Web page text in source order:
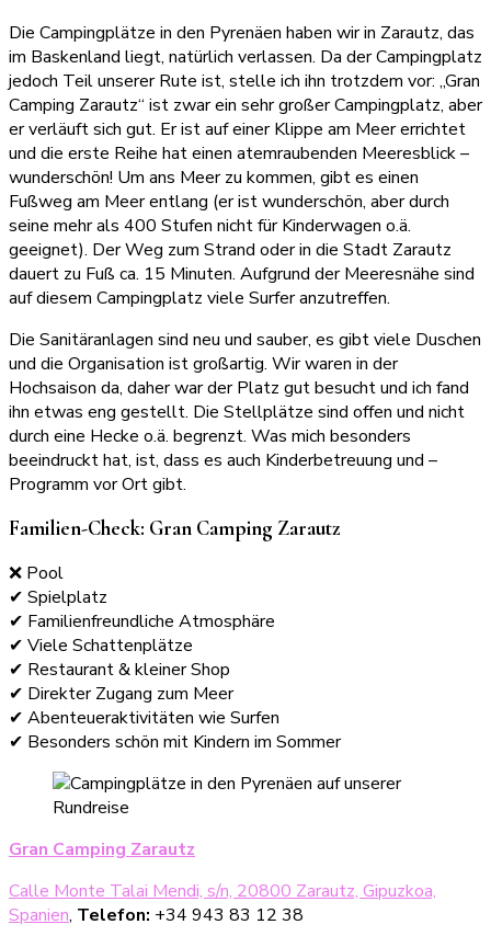
Die Campingplätze in den Pyrenäen haben wir in Zarautz, das
im Baskenland liegt, natürlich verlassen. Da der Campingplatz
jedoch Teil unserer Rute ist, stelle ich ihn trotzdem vor: „Gran
Camping Zarautz“ ist zwar ein sehr großer Campingplatz, aber
er verläuft sich gut. Er ist auf einer Klippe am Meer errichtet
und die erste Reihe hat einen atemraubenden Meeresblick –
wunderschön! Um ans Meer zu kommen, gibt es einen
Fußweg am Meer entlang (er ist wunderschön, aber durch
seine mehr als 400 Stufen nicht für Kinderwagen o.ä.
geeignet). Der Weg zum Strand oder in die Stadt Zarautz
dauert zu Fuß ca. 15 Minuten. Aufgrund der Meeresnähe sind
auf diesem Campingplatz viele Surfer anzutreffen.
Die Sanitäranlagen sind neu und sauber, es gibt viele Duschen
und die Organisation ist großartig. Wir waren in der
Hochsaison da, daher war der Platz gut besucht und ich fand
ihn etwas eng gestellt. Die Stellplätze sind offen und nicht
durch eine Hecke o.ä. begrenzt. Was mich besonders
beeindruckt hat, ist, dass es auch Kinderbetreuung und –
Programm vor Ort gibt.
Familien-Check: Gran Camping Zarautz
❌ Pool
✔ Spielplatz
✔ Familienfreundliche Atmosphäre
✔ Viele Schattenplätze
✔ Restaurant & kleiner Shop
✔ Direkter Zugang zum Meer
✔ Abenteueraktivitäten wie Surfen
✔ Besonders schön mit Kindern im Sommer
Gran Camping Zarautz
Calle Monte Talai Mendi, s/n, 20800 Zarautz, Gipuzkoa,
Spanien, Telefon: +34 943 83 12 38